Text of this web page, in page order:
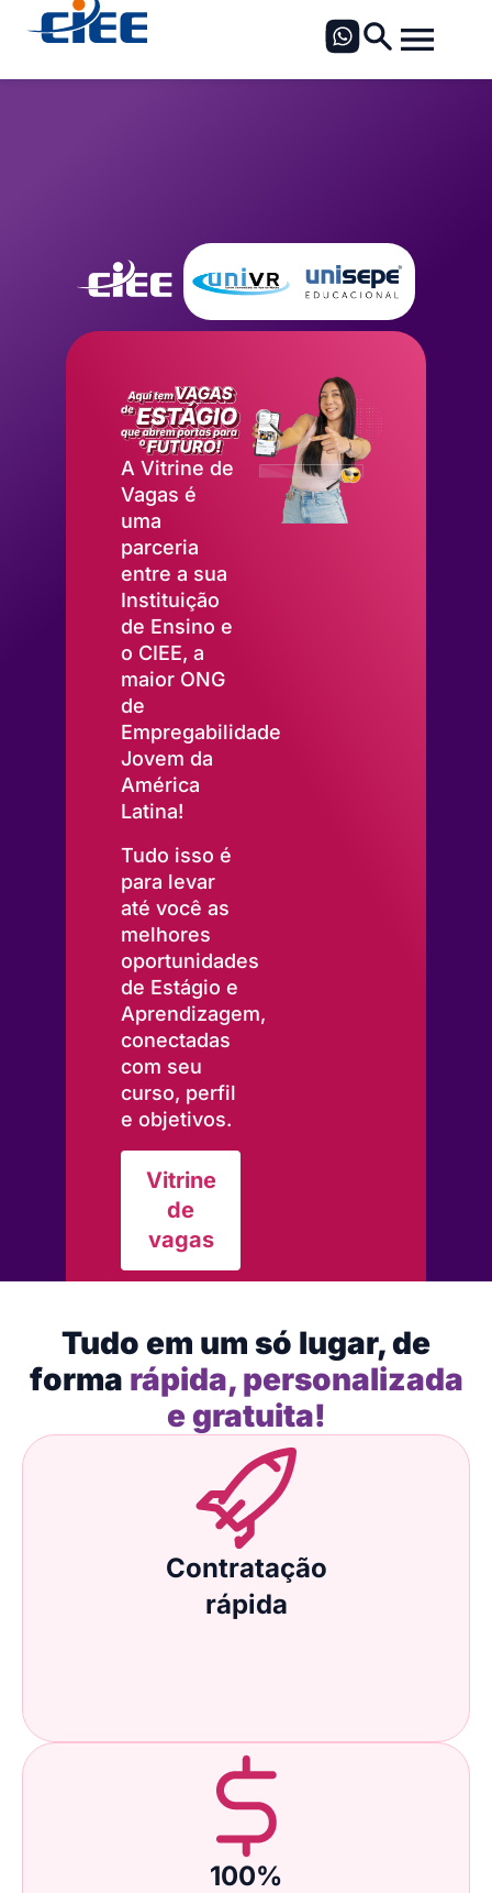
A Vitrine de
Vagas é
uma
parceria
entre a sua
Instituição
de Ensino e
o CIEE, a
maior ONG
de
Empregabilidade
Jovem da
América
Latina!
Tudo isso é
para levar
até você as
melhores
oportunidades
de Estágio e
Aprendizagem,
conectadas
com seu
curso, perfil
e objetivos.
Vitrine
de
vagas
Tudo em um só lugar, de
forma rápida, personalizada
e gratuita!
Contratação
rápida
100%